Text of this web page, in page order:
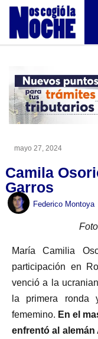
mayo 27, 2024
Camila
Garros
Federico Montoya
María Camilia
participación en
venció a la
la primera ronda
fememino. En el
enfrentó al